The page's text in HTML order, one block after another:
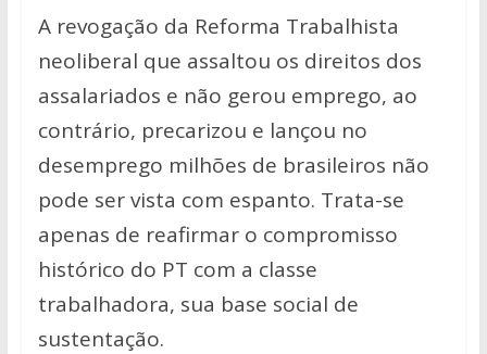
A revogação da Reforma Trabalhista
neoliberal que assaltou os direitos dos
assalariados e não gerou emprego, ao
contrário, precarizou e lançou no
desemprego milhões de brasileiros não
pode ser vista com espanto. Trata-se
apenas de reafirmar o compromisso
histórico do PT com a classe
trabalhadora, sua base social de
sustentação.